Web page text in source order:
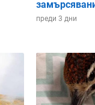
преди 3 дни